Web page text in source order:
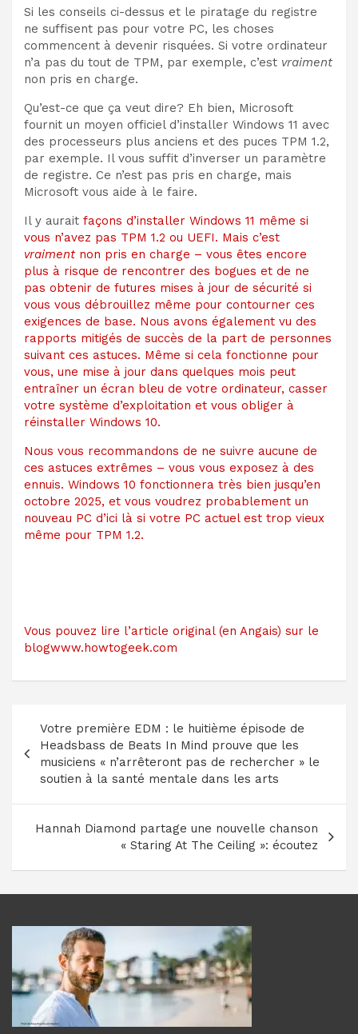
Si les conseils ci-dessus et le piratage du registre
ne suffisent pas pour votre PC, les choses
commencent à devenir risquées. Si votre ordinateur
n’a pas du tout de TPM, par exemple, c’est vraiment
non pris en charge.
Qu’est-ce que ça veut dire? Eh bien, Microsoft
fournit un moyen officiel d’installer Windows 11 avec
des processeurs plus anciens et des puces TPM 1.2,
par exemple. Il vous suffit d’inverser un paramètre
de registre. Ce n’est pas pris en charge, mais
Microsoft vous aide à le faire.
Il y aurait façons d’installer Windows 11 même si
vous n’avez pas TPM 1.2 ou UEFI. Mais c’est
vraimentnon pris en charge – vous êtes encore
plus à risque de rencontrer des bogues et de ne
pas obtenir de futures mises à jour de sécurité si
vous vous débrouillez même pour contourner ces
exigences de base. Nous avons également vu des
rapports mitigés de succès de la part de personnes
suivant ces astuces. Même si cela fonctionne pour
vous, une mise à jour dans quelques mois peut
entraîner un écran bleu de votre ordinateur, casser
votre système d’exploitation et vous obliger à
réinstaller Windows 10.
Nous vous recommandons de ne suivre aucune de
ces astuces extrêmes – vous vous exposez à des
ennuis. Windows 10 fonctionnera très bien jusqu’en
octobre 2025, et vous voudrez probablement un
nouveau PC d’ici là si votre PC actuel est trop vieux
même pour TPM 1.2.
Vous pouvez lire l’article original (en Angais) sur le
blogwww.howtogeek.com
Navigation
l’article
Votre première EDM : le huitième épisode de
Headsbass de Beats In Mind prouve que les
musiciens « n’arrêteront pas de rechercher » le
soutien à la santé mentale dans les arts
Hannah Diamond partage une nouvelle chanson
« Staring At The Ceiling »: écoutez